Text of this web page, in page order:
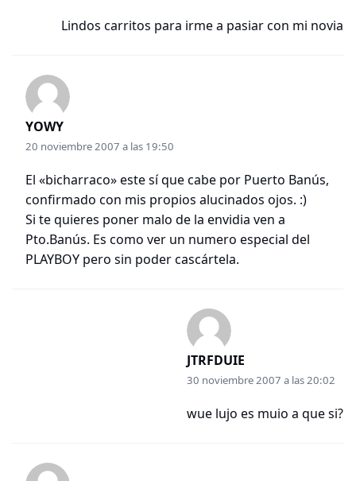
Lindos carritos para irme a pasiar con mi novia
YOWY
20 noviembre 2007 a las 19:50
El «bicharraco» este sí que cabe por Puerto Banús,
confirmado con mis propios alucinados ojos. :)
Si te quieres poner malo de la envidia ven a
Pto.Banús. Es como ver un numero especial del
PLAYBOY pero sin poder cascártela.
JTRFDUIE
30 noviembre 2007 a las 20:02
wue lujo es muio a que si?